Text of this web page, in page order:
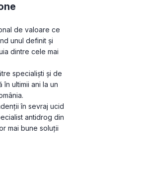
de valoare ce
unul definit și
dintre cele mai
specialiști și de
ultimii ani la un
în sevraj ucid
antidrog din
mai bune soluții